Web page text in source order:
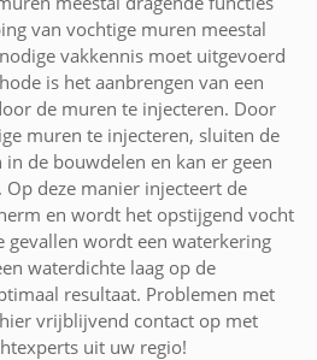
van vochtige muren meestal
vakkennis moet uitgevoerd
is het aanbrengen van een
de muren te injecteren. Door
muren te injecteren, sluiten de
de bouwdelen en kan er geen
deze manier injecteert de
en wordt het opstijgend vocht
gevallen wordt een waterkering
waterdichte laag op de
resultaat. Problemen met
vrijblijvend contact op met
uit uw regio!